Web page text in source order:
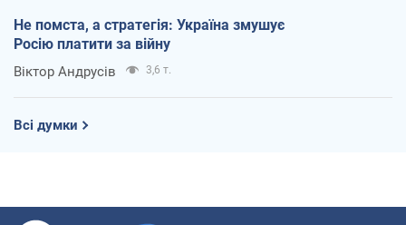
Не помста, а стратегія: Україна змушує
Росію платити за війну
Віктор Андрусів 3,6 т.
Всі думки